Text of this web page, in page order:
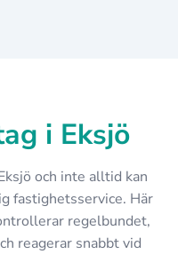
i Eksjö
och inte alltid kan
fastighetsservice. Här
regelbundet,
reagerar snabbt vid